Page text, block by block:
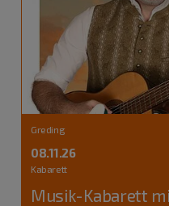
Greding
08.11.26
Kabarett
Musik-Kabarett